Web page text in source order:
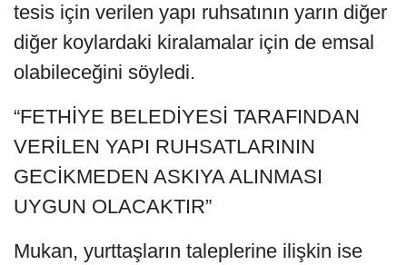
tesis için verilen yapı ruhsatının yarın diğer
diğer koylardaki kiralamalar için de emsal
olabileceğini söyledi.
“FETHİYE BELEDİYESİ TARAFINDAN
VERİLEN YAPI RUHSATLARININ
GECİKMEDEN ASKIYA ALINMASI
UYGUN OLACAKTIR”
Mukan, yurttaşların taleplerine ilişkin ise